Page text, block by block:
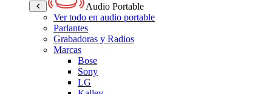
Audio Portable
Ver todo en audio portable
Parlantes
Grabadoras y Radios
Marcas
Bose
Sony
LG